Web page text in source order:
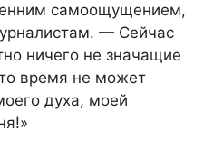
самоощущением,
— Сейчас
ничего не значащие
время не может
духа, моей